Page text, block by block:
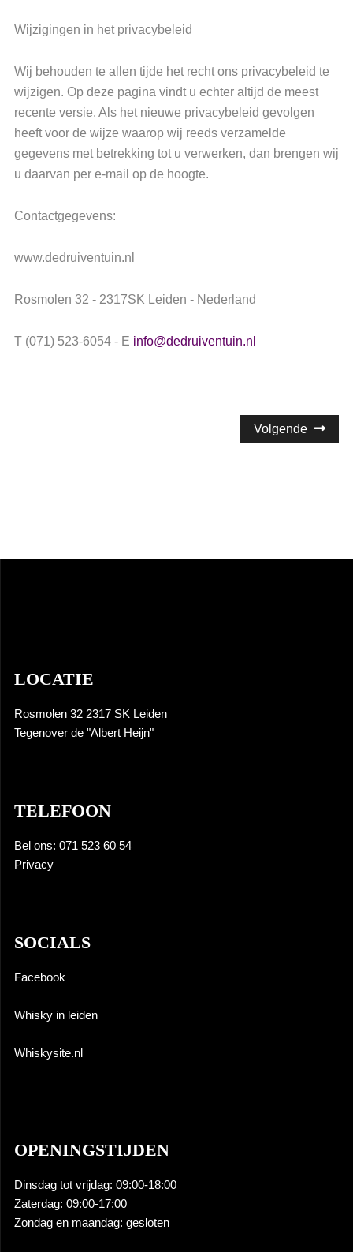
Wijzigingen in het privacybeleid
Wij behouden te allen tijde het recht ons privacybeleid te
wijzigen. Op deze pagina vindt u echter altijd de meest
recente versie. Als het nieuwe privacybeleid gevolgen
heeft voor de wijze waarop wij reeds verzamelde
gegevens met betrekking tot u verwerken, dan brengen wij
u daarvan per e-mail op de hoogte.
Contactgegevens:
www.dedruiventuin.nl
Rosmolen 32 - 2317SK Leiden - Nederland
T (071) 523-6054 - E info@dedruiventuin.nl
Volgende
LOCATIE
Rosmolen 32 2317 SK Leiden
Tegenover de "Albert Heijn"
TELEFOON
Bel ons: 071 523 60 54
Privacy
SOCIALS
Facebook
Whisky in leiden
Whiskysite.nl
OPENINGSTIJDEN
Dinsdag tot vrijdag: 09:00-18:00
Zaterdag: 09:00-17:00
Zondag en maandag: gesloten